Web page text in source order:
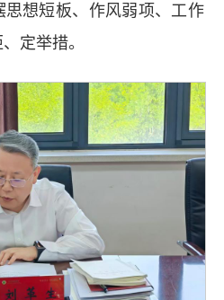
想短板、作风弱项、工作
定举措。